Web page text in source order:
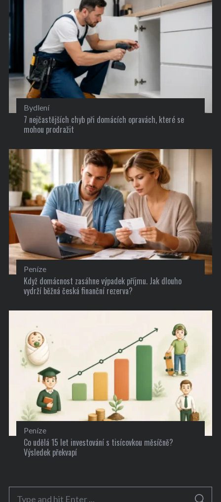
Bydlení
7 nejčastějších chyb při domácích opravách, které se
mohou prodražit
Peníze
Když domácnost zasáhne výpadek příjmu. Jak dlouho
vydrží běžná česká finanční rezerva?
Peníze
Co udělá 15 let investování s tisícovkou měsíčně?
Výsledek překvapí